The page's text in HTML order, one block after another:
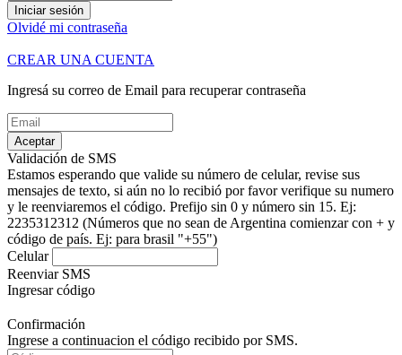
Iniciar sesión
Olvidé mi contraseña
CREAR UNA CUENTA
Ingresá su correo de Email para recuperar contraseña
Aceptar
Validación de SMS
Estamos esperando que valide su número de celular, revise sus
mensajes de texto, si aún no lo recibió por favor verifique su numero
y le reenviaremos el código. Prefijo sin 0 y número sin 15. Ej:
2235312312 (Números que no sean de Argentina comienzar con + y
código de país. Ej: para brasil "+55")
Celular
Reenviar SMS
Ingresar código
Confirmación
Ingrese a continuacion el código recibido por SMS.